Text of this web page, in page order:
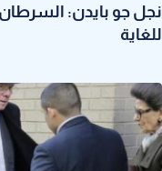
نجل جو بايدن:
للغاية